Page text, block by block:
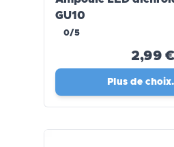
GU10
0/5
2,99 €
Plus de